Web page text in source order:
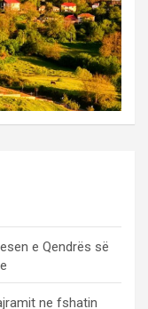
e Qendrës së
ne fshatin